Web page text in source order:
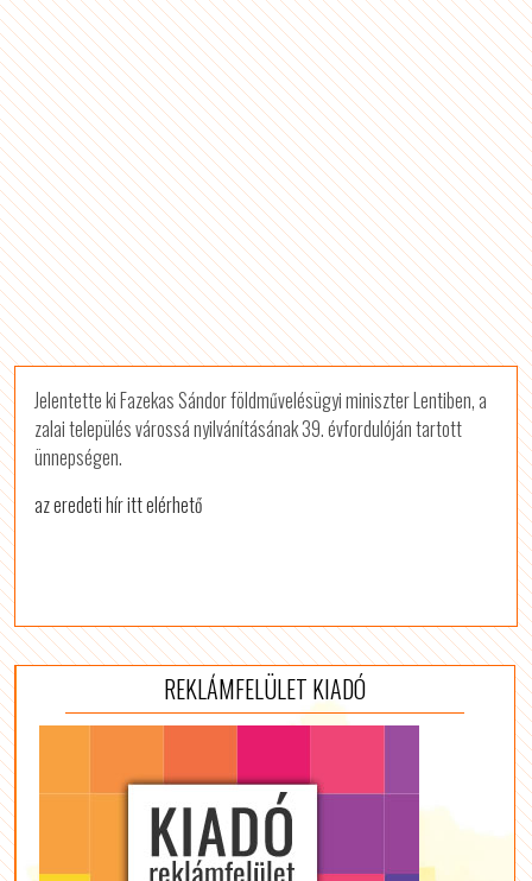
Jelentette ki Fazekas Sándor földművelésügyi miniszter Lentiben, a
zalai település várossá nyilvánításának 39. évfordulóján tartott
ünnepségen.
az eredeti hír itt elérhető
REKLÁMFELÜLET KIADÓ